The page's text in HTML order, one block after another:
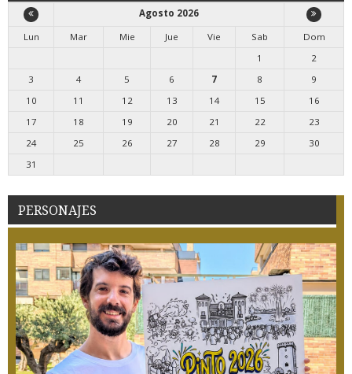
Agosto 2026
Lun
Mar Mie Jue Vie Sab
Dom
1
2
3
4 5 6 7 8
9
10
11 12 13 14 15
16
17
18 19 20 21 22
23
24
25 26 27 28 29
30
31
PERSONAJES